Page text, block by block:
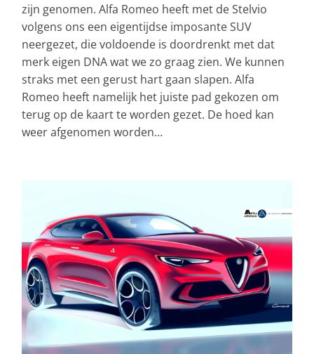
zijn genomen. Alfa Romeo heeft met de Stelvio
volgens ons een eigentijdse imposante SUV
neergezet, die voldoende is doordrenkt met dat
merk eigen DNA wat we zo graag zien. We kunnen
straks met een gerust hart gaan slapen. Alfa
Romeo heeft namelijk het juiste pad gekozen om
terug op de kaart te worden gezet. De hoed kan
weer afgenomen worden…